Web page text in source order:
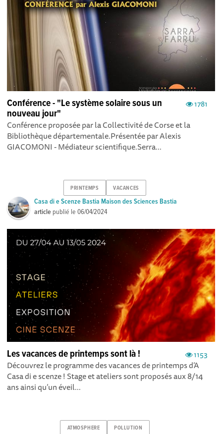
1781
Conférence - "Le système solaire sous un
nouveau jour"
Conférence proposée par la Collectivité de Corse et la
Bibliothèque départementale.Présentée par Alexis
GIACOMONI - Médiateur scientifique. Serra...
PRINTEMPS VACANCES
Casa di e Scenze Bastia Maison des Sciences Bastia
article publié le06/04/2024
1153
Les vacances de printemps sont là !
Découvrez le programme des vacances de printemps d’A
Casa di e scenze ! Stage et ateliers sont proposés aux 8/14
ans ainsi qu’un éveil...
ATMOSPHERE POLLUTION